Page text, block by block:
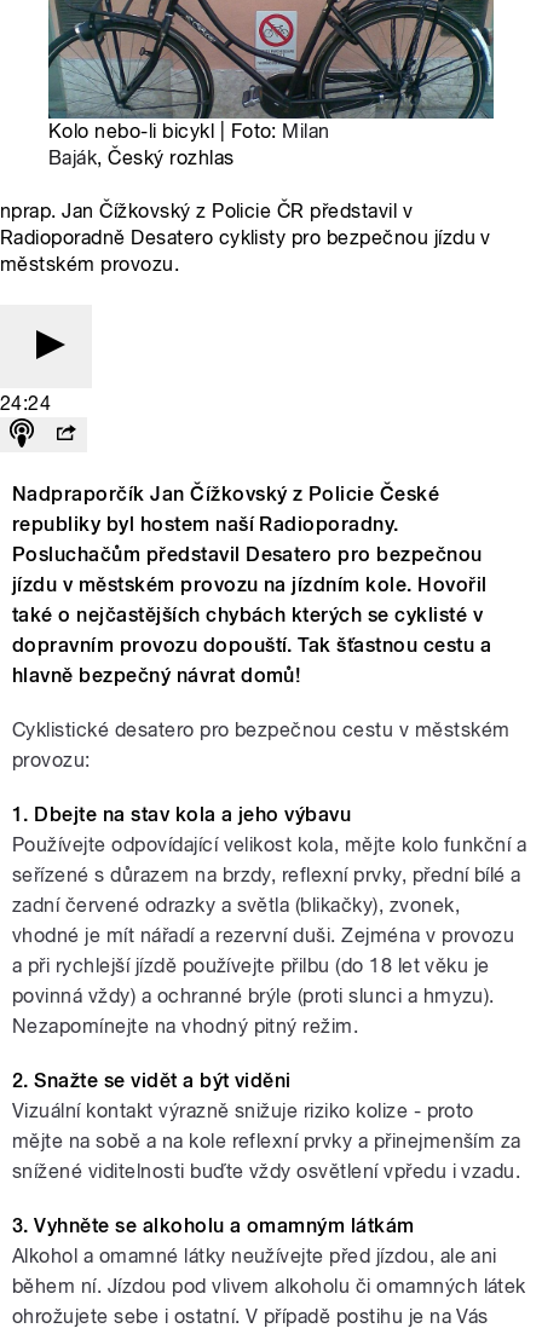
Kolo nebo-li bicykl | Foto: Milan
Baják, Český rozhlas
nprap. Jan Čížkovský z Policie ČR představil v
Radioporadně Desatero cyklisty pro bezpečnou jízdu v
městském provozu.
24:24
Nadpraporčík Jan Čížkovský z Policie České
republiky byl hostem naší Radioporadny.
Posluchačům představil Desatero pro bezpečnou
jízdu v městském provozu na jízdním kole. Hovořil
také o nejčastějších chybách kterých se cyklisté v
dopravním provozu dopouští. Tak šťastnou cestu a
hlavně bezpečný návrat domů!
Cyklistické desatero pro bezpečnou cestu v městském
provozu:
1. Dbejte na stav kola a jeho výbavu
Používejte odpovídající velikost kola, mějte kolo funkční a
seřízené s důrazem na brzdy, reflexní prvky, přední bílé a
zadní červené odrazky a světla (blikačky), zvonek,
vhodné je mít nářadí a rezervní duši. Zejména v provozu
a při rychlejší jízdě používejte přilbu (do 18 let věku je
povinná vždy) a ochranné brýle (proti slunci a hmyzu).
Nezapomínejte na vhodný pitný režim.
2. Snažte se vidět a být viděni
Vizuální kontakt výrazně snižuje riziko kolize - proto
mějte na sobě a na kole reflexní prvky a přinejmenším za
snížené viditelnosti buďte vždy osvětlení vpředu i vzadu.
3. Vyhněte se alkoholu a omamným látkám
Alkohol a omamné látky neužívejte před jízdou, ale ani
během ní. Jízdou pod vlivem alkoholu či omamných látek
ohrožujete sebe i ostatní. V případě postihu je na Vás